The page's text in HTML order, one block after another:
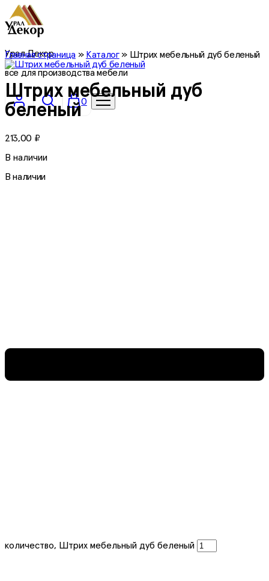
Урал Декор
все для производства мебели
0
Главная страница» Каталог» Штрих мебельный дуб беленый
Штрих мебельный дуб
беленый
213,00 ₽
В наличии
В наличии
количество, Штрих мебельный дуб беленый